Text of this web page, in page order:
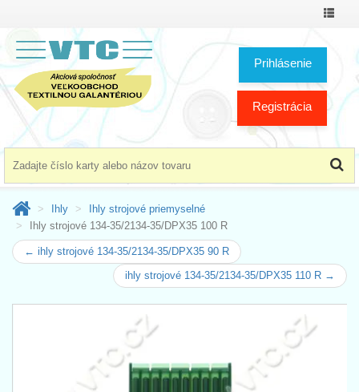
Prepnúť
Prihlásenie
Registrácia
Ihly
Ihly strojové priemyselné
Ihly strojové 134-35/2134-35/DPX35 100 R
← ihly strojové 134-35/2134-35/DPX35 90 R
ihly strojové 134-35/2134-35/DPX35 110 R →